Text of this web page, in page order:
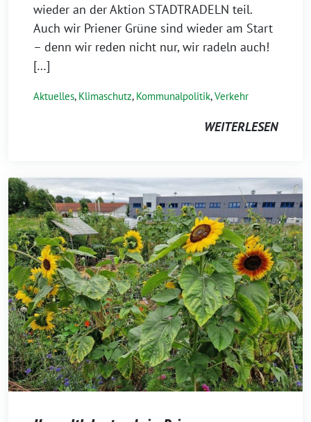
wieder an der Aktion STADTRADELN teil.
Auch wir Priener Grüne sind wieder am Start
– denn wir reden nicht nur, wir radeln auch!
[…]
Aktuelles, Klimaschutz, Kommunalpolitik,Verkehr
WEITERLESEN